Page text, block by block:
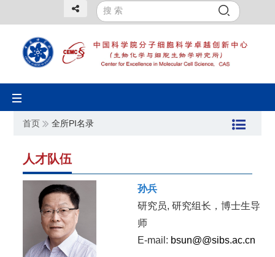
Toggle
navigation
首页
全所PI名录
人才队伍
孙兵
研究员, 研究组长，博士生导
师
E-mail: bsun@@sibs.ac.cn